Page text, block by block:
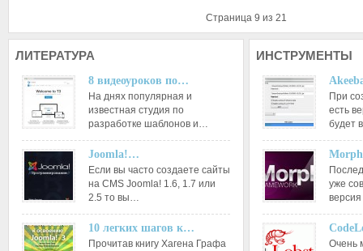
Страница 9 из 21
ЛИТЕРАТУРА
8 видеоуроков по…
На днях популярная и
известная студия по
разработке шаблонов и…
Joomla!…
Если вы часто создаете сайты
на CMS Joomla! 1.6, 1.7 или
2.5 то вы…
10 легких шагов к…
Прочитав книгу Хагена Графа
ИНСТРУМЕНТЫ
При
есть
будет
уже
Очень